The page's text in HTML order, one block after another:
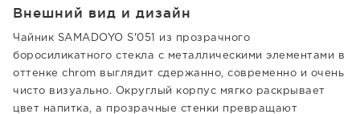
Внешний вид и дизайн
Чайник SAMADOYO S'051 из прозрачного
боросиликатного стекла с металлическими элементами в
оттенке chrom выглядит сдержанно, современно и очень
чисто визуально. Округлый корпус мягко раскрывает
цвет напитка, а прозрачные стенки превращают